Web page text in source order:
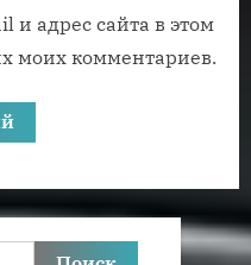
и адрес сайта в этом
моих комментариев.